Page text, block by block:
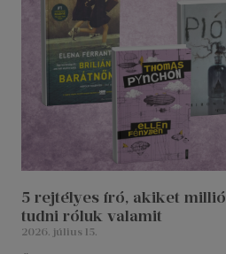
5 rejtélyes író, akiket
tudni róluk valamit
2026. július 15.